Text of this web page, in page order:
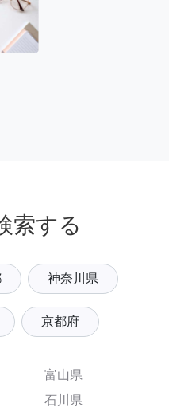
索する
神奈川県
京都府
富山県
石川県